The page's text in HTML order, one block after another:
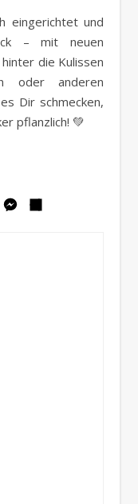
eingerichtet und
– mit neuen
die Kulissen
oder anderen
Dir schmecken,
pflanzlich! 💚
WhatsAppMessenger